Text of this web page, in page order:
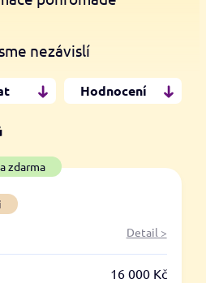
nezávislí
Hodnocení
zdarma
Detail >
16 000 Kč